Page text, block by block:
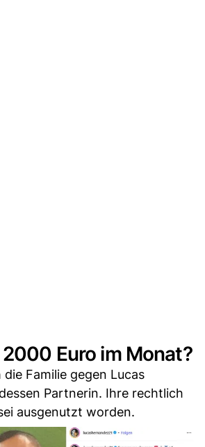
Euro im Monat?
Familie gegen Lucas
Partnerin. Ihre rechtlich
ausgenutzt worden.